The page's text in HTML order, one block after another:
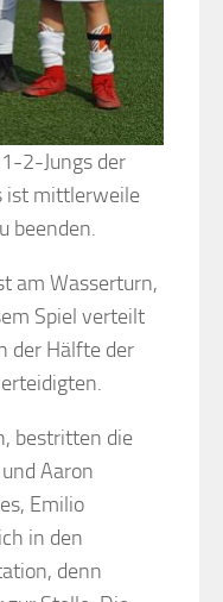
2-Jungs der
ist mittlerweile
beenden.
am Wasserturn,
Spiel verteilt
der Hälfte der
bestritten die
Aaron
Emilio
in den
denn